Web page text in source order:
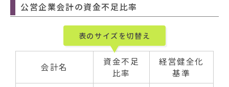
公営企業会計の資金不足比率
表のサイズを切替え
会計名
資金不足
比率
経営健全化
基準